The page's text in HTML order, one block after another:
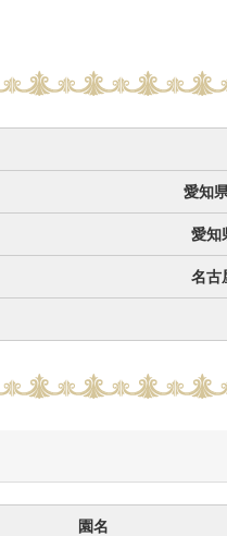
愛知
愛知
名古
園名